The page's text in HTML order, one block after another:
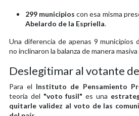
299 municipios con esa misma
Abelardo de la Espriella.
Una diferencia de apenas 9 municipios
no inclinaron la balanza de manera
Deslegitimar al votante
Para el Instituto de Pensamiento
teoría del "voto fusil" es una
quitarle validez al voto de las